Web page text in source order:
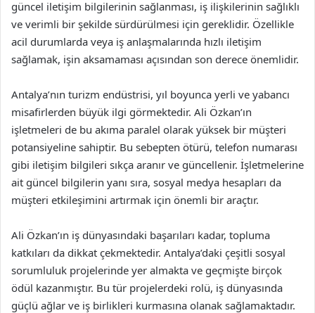
güncel iletişim bilgilerinin sağlanması, iş ilişkilerinin sağlıklı
ve verimli bir şekilde sürdürülmesi için gereklidir. Özellikle
acil durumlarda veya iş anlaşmalarında hızlı iletişim
sağlamak, işin aksamaması açısından son derece önemlidir.
Antalya’nın turizm endüstrisi, yıl boyunca yerli ve yabancı
misafirlerden büyük ilgi görmektedir. Ali Özkan’ın
işletmeleri de bu akıma paralel olarak yüksek bir müşteri
potansiyeline sahiptir. Bu sebepten ötürü, telefon numarası
gibi iletişim bilgileri sıkça aranır ve güncellenir. İşletmelerine
ait güncel bilgilerin yanı sıra, sosyal medya hesapları da
müşteri etkileşimini artırmak için önemli bir araçtır.
Ali Özkan’ın iş dünyasındaki başarıları kadar, topluma
katkıları da dikkat çekmektedir. Antalya’daki çeşitli sosyal
sorumluluk projelerinde yer almakta ve geçmişte birçok
ödül kazanmıştır. Bu tür projelerdeki rolü, iş dünyasında
güçlü ağlar ve iş birlikleri kurmasına olanak sağlamaktadır.